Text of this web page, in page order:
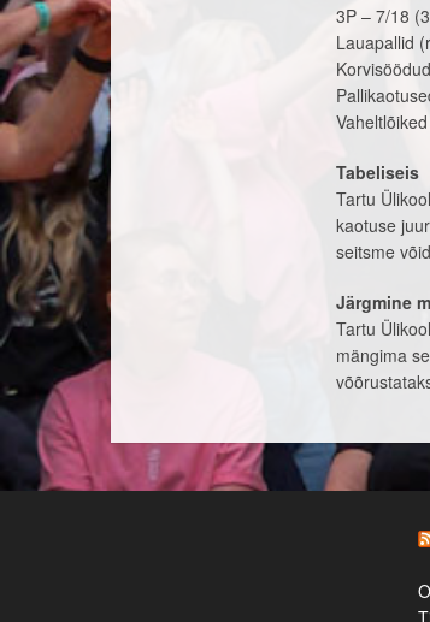
3P – 7/18
Lauapallid
Tabeliseis
Tartu
kaotuse
seitsme
Järgmine
Tartu
mängima